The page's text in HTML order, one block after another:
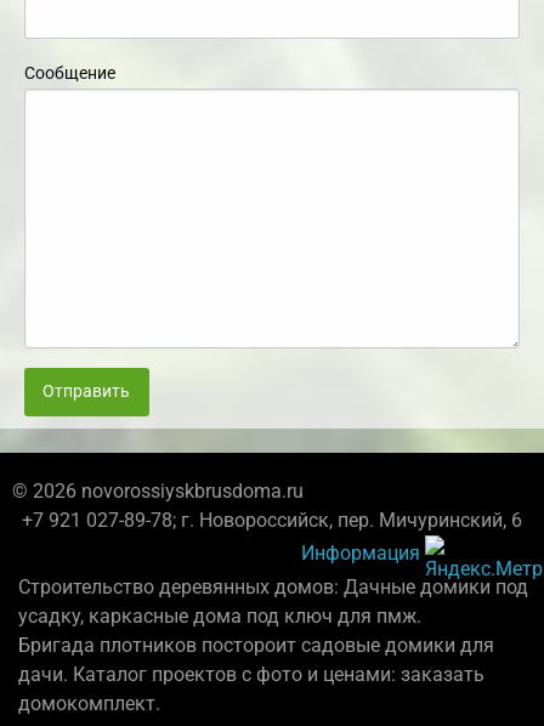
Сообщение
Отправить
© 2026 novorossiyskbrusdoma.ru
+7 921 027-89-78; г. Новороссийск, пер. Мичуринский, 6
Информация
Строительство деревянных домов: Дачные домики под
усадку, каркасные дома под ключ для пмж.
Бригада плотников постороит садовые домики для
дачи. Каталог проектов с фото и ценами: заказать
домокомплект.